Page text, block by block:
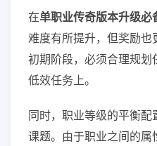
在单职业传奇版本升级必
难度有所提升，但奖励也
初期阶段，必须合理规划
低效任务上。
同时，职业等级的平衡
课题。由于职业之间的属